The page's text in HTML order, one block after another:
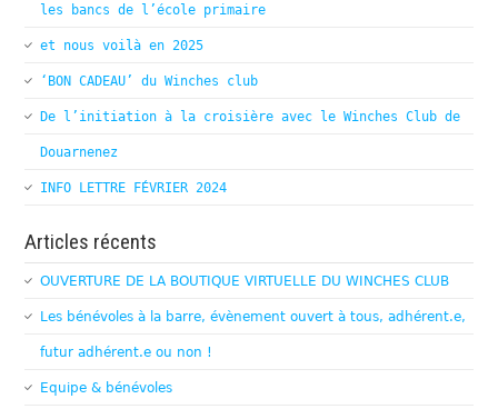
les bancs de l’école primaire
et nous voilà en 2025
‘BON CADEAU’ du Winches club
De l’initiation à la croisière avec le Winches Club de
Douarnenez
INFO LETTRE FÉVRIER 2024
Articles récents
OUVERTURE DE LA BOUTIQUE VIRTUELLE DU WINCHES CLUB
Les bénévoles à la barre, évènement ouvert à tous, adhérent.e,
futur adhérent.e ou non !
Equipe & bénévoles